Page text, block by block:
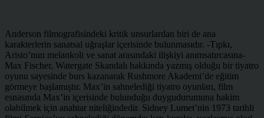
Anderson filmografisindeki kritik unsurlardan biri de ana
karakterlerin sanatsal uğraşlar içerisinde bulunmasıdır. -Tıpkı,
Aristo’nun melankoli ve sanat arasındaki ilişkiyi anımsatırcasına-
Max Fischer, Watergate Skandalı hakkında yazmış olduğu bir tiyatro
oyunu sayesinde burs kazanarak Rushmore Akademi’de eğitim
görmeye başlamıştır. Max’in sahnelediği tiyatro oyunları, film
esnasında Max’in içerisinde bulunduğu duygudurumuna hakim
olabilmek için anahtar niteliğindedir. Sidney Lumet’nin 1973 tarihli